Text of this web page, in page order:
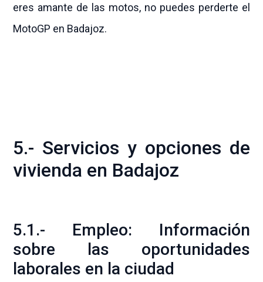
eres amante de las motos, no puedes perderte el
MotoGP en Badajoz.
5.- Servicios y opciones de
vivienda en Badajoz
5.1.- Empleo: Información
sobre las oportunidades
laborales en la ciudad